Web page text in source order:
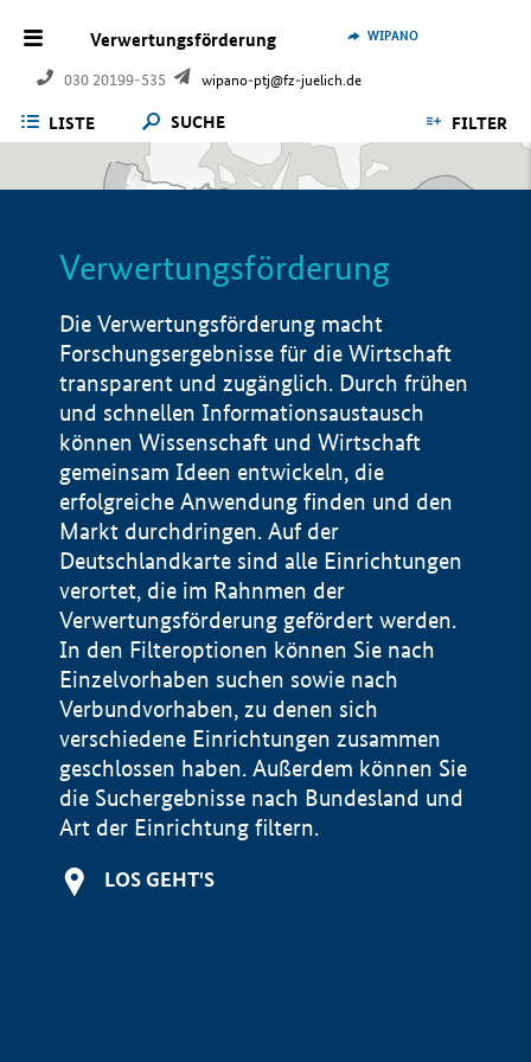
Verwertungsförderung
030 20199-535 wipano-ptj@fz-juelich.de
WIPANO
LISTE SUCHE FILTER
Verwertungsförderung
Die Verwertungsförderung macht
Forschungsergebnisse für die Wirtschaft
transparent und zugänglich. Durch frühen
und schnellen Informationsaustausch
können Wissenschaft und Wirtschaft
gemeinsam Ideen entwickeln, die
erfolgreiche Anwendung finden und den
Markt durchdringen. Auf der
Deutschlandkarte sind alle Einrichtungen
verortet, die im Rahnmen der
Verwertungsförderung gefördert werden.
In den Filteroptionen können Sie nach
Einzelvorhaben suchen sowie nach
Verbundvorhaben, zu denen sich
verschiedene Einrichtungen zusammen
geschlossen haben. Außerdem können Sie
die Suchergebnisse nach Bundesland und
Art der Einrichtung filtern.
LOS GEHT'S